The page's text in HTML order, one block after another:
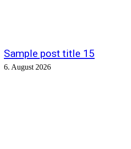
Sample post title 15
6. August 2026